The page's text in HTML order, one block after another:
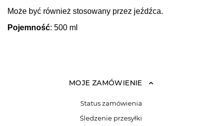
Może być również stosowany przez jeźdźca.
Pojemność: 500 ml
MOJE ZAMÓWIENIE
Status zamówienia
Śledzenie przesyłki